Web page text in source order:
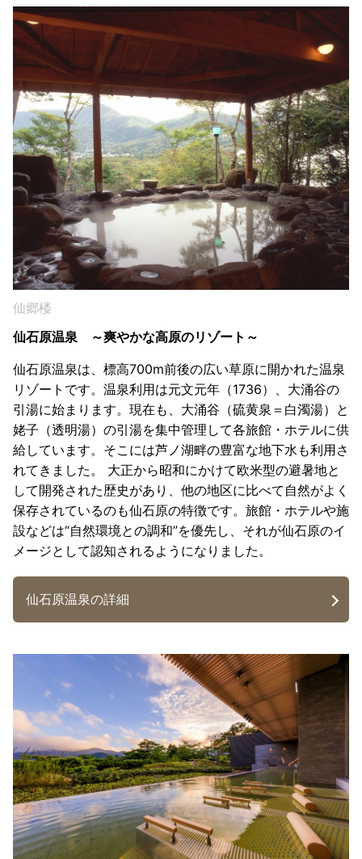
仙郷楼
仙石原温泉 ～爽やかな高原のリゾート～
仙石原温泉は、標高700m前後の広い草原に開かれた温泉
リゾートです。温泉利用は元文元年（1736）、大涌谷の
引湯に始まります。現在も、大涌谷（硫黄泉＝白濁湯）と
姥子（透明湯）の引湯を集中管理して各旅館・ホテルに供
給しています。そこには芦ノ湖畔の豊富な地下水も利用さ
れてきました。 大正から昭和にかけて欧米型の避暑地と
して開発された歴史があり、他の地区に比べて自然がよく
保存されているのも仙石原の特徴です。旅館・ホテルや施
設などは“自然環境との調和”を優先し、それが仙石原のイ
メージとして認知されるようになりました。
仙石原温泉の詳細